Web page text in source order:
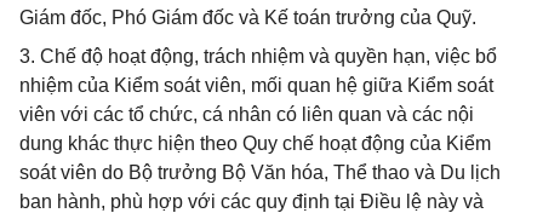
Giám đốc, Phó Giám đốc và Kế toán trưởng của Quỹ.
3. Chế độ hoạt động, trách nhiệm và quyền hạn, việc bổ
nhiệm của Kiểm soát viên, mối quan hệ giữa Kiểm soát
viên với các tổ chức, cá nhân có liên quan và các nội
dung khác thực hiện theo Quy chế hoạt động của Kiểm
soát viên do Bộ trưởng Bộ Văn hóa, Thể thao và Du lịch
ban hành, phù hợp với các quy định tại Điều lệ này và